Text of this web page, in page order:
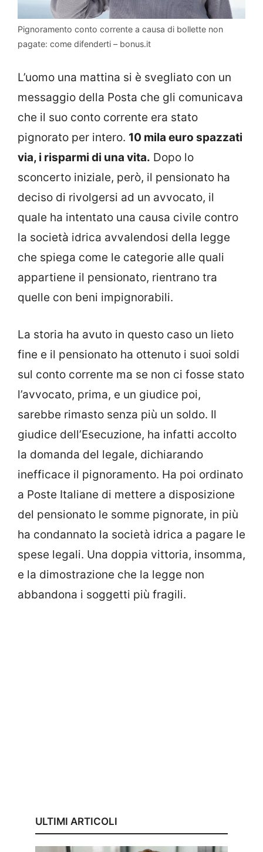
Pignoramento conto corrente a causa di bollette non
pagate: come difenderti – bonus.it
L’uomo una mattina si è svegliato con un
messaggio della Posta che gli comunicava
che il suo conto corrente era stato
pignorato per intero. 10 mila euro spazzati
via, i risparmi di una vita. Dopo lo
sconcerto iniziale, però, il pensionato ha
deciso di rivolgersi ad un avvocato, il
quale ha intentato una causa civile contro
la società idrica avvalendosi della legge
che spiega come le categorie alle quali
appartiene il pensionato, rientrano tra
quelle con beni impignorabili.
La storia ha avuto in questo caso un lieto
fine e il pensionato ha ottenuto i suoi soldi
sul conto corrente ma se non ci fosse stato
l’avvocato, prima, e un giudice poi,
sarebbe rimasto senza più un soldo. Il
giudice dell’Esecuzione, ha infatti accolto
la domanda del legale, dichiarando
inefficace il pignoramento. Ha poi ordinato
a Poste Italiane di mettere a disposizione
del pensionato le somme pignorate, in più
ha condannato la società idrica a pagare le
spese legali. Una doppia vittoria, insomma,
e la dimostrazione che la legge non
abbandona i soggetti più fragili.
ULTIMI ARTICOLI